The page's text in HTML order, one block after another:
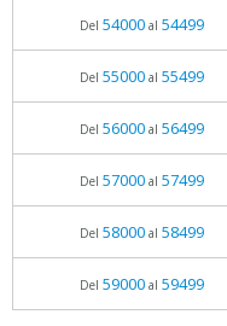
Del 54000al 54499
Del 55000al 55499
Del 56000al 56499
Del 57000al 57499
Del 58000al 58499
Del 59000al 59499